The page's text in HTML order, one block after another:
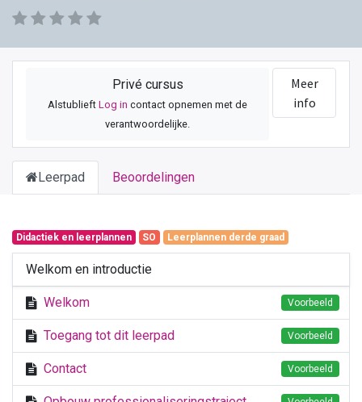
Privé cursus
AlstublieftLog in contact opnemen met de
verantwoordelijke.
Meer
info
Leerpad Beoordelingen
Didactiek en leerplannen SO Leerplannen derde graad
Welkom en introductie
Welkom Voorbeeld
Toegang tot dit leerpad Voorbeeld
Contact Voorbeeld